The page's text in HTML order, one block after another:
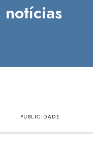
notícias